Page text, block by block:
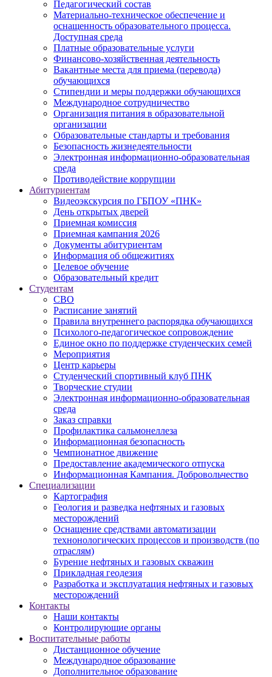
Педагогический состав
Материально-техническое обеспечение и
оснащенность образовательного процесса.
Доступная среда
Платные образовательные услуги
Финансово-хозяйственная деятельность
Вакантные места для приема (перевода)
обучающихся
Стипендии и меры поддержки обучающихся
Международное сотрудничество
Организация питания в образовательной
организации
Образовательные стандарты и требования
Безопасность жизнедеятельности
Электронная информационно-образовательная
среда
Противодействие коррупции
Абитуриентам
Видеоэкскурсия по ГБПОУ «ПНК»
День открытых дверей
Приемная комиссия
Приемная кампания 2026
Дoкументы абитуриентам
Информация об общежитиях
Целевое обучение
Образовательный кредит
Студентам
СВО
Расписание занятий
Правила внутреннего распорядка обучающихся
Психолого-педагогическое сопровождение
Единое окно по поддержке студенческих семей
Мероприятия
Центр карьеры
Студенческий спортивный клуб ПНК
Творческие студии
Электронная информационно-образовательная
среда
Заказ справки
Профилактика сальмонеллеза
Информационная безопасность
Чемпионатное движение
Предоставление академического отпуска
Информационная Кампания. Добровольчество
Специализации
Картография
Геология и разведка нефтяных и газовых
месторождений
Оснащение средствами автоматизации
технонологических процессов и производств (по
отраслям)
Бурение нефтяных и газовых скважин
Прикладная геодезия
Разработка и эксплуатация нефтяных и газовых
месторождений
Контакты
Наши контакты
Контролирующие органы
Воспитательные работы
Дистанционное обучение
Международное образование
Дополнительное образование